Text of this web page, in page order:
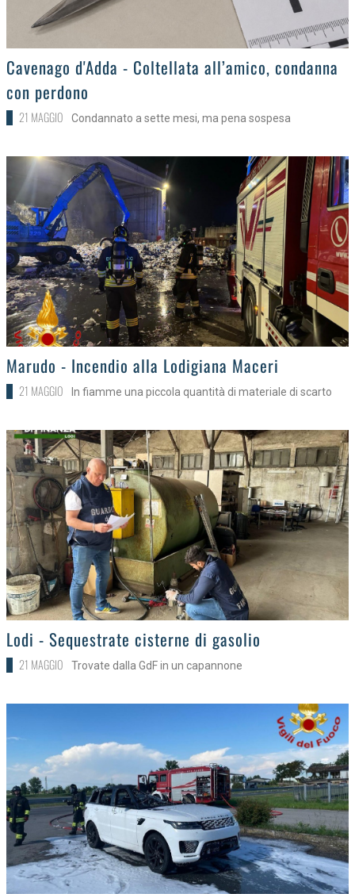
>
Cavenago d'Adda - Coltellata all’amico, condanna
con perdono
21 MAGGIO Condannato a sette mesi, ma pena sospesa
>Marudo - Incendio alla Lodigiana Maceri
21 MAGGIO In fiamme una piccola quantità di materiale di scarto
>Lodi - Sequestrate cisterne di gasolio
21 MAGGIO Trovate dalla GdF in un capannone